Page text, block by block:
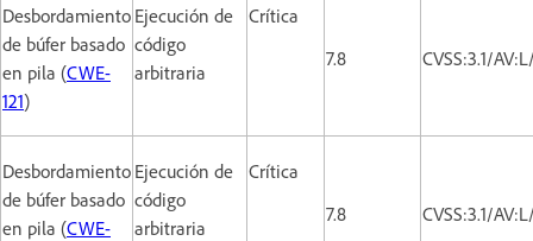
Desbordamiento
de búfer basado
en pila (CWE-
121)
Ejecución de
código
arbitraria
Crítica
7.8
CVSS:3.1/
Desbordamiento
de búfer basado
en pila (CWE-
Ejecución de
código
arbitraria
Crítica
7.8
CVSS:3.1/